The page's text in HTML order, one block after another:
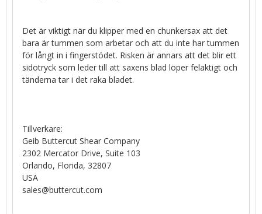
Det är viktigt när du klipper med en chunkersax att det
bara är tummen som arbetar och att du inte har tummen
för långt in i fingerstödet. Risken är annars att det blir ett
sidotryck som leder till att saxens blad löper felaktigt och
tänderna tar i det raka bladet.
Tillverkare:
Geib Buttercut Shear Company
2302 Mercator Drive, Suite 103
Orlando, Florida, 32807
USA
sales@buttercut.com